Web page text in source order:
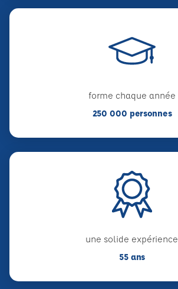
forme chaque année
250 000 personnes
une solide expérience
55 ans